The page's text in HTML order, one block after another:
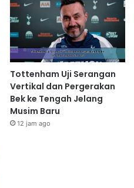
Tottenham Uji Serangan
Vertikal dan Pergerakan
Bek ke Tengah Jelang
Musim Baru
12 jam ago